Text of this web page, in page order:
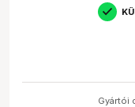
Gyártói